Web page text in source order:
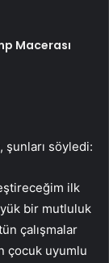
Macerası
şunları söyledi:
ilk
bir mutluluk
çalışmalar
çocuk uyumlu